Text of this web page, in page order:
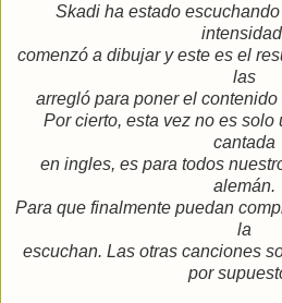
Skadi ha estado
comenzó a dibujar y este es el
las
arregló para poner el
Por cierto, esta vez no es solo
cantada
en ingles, es para todos
alemán.
Para que finalmente puedan
la
escuchan. Las otras canciones
por